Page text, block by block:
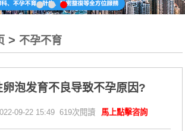
> 不孕不育
卵泡发育不良导致不孕原因?
09-22 15:49 619次閱讀 馬上點擊咨詢